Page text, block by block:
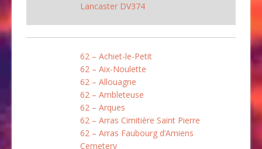
Lancaster DV374
62 – Achiet-le-Petit
62 – Aix-Noulette
62 – Allouagne
62 – Ambleteuse
62 – Arques
62 – Arras Cimitière Saint Pierre
62 – Arras Faubourg d’Amiens
Cemetery